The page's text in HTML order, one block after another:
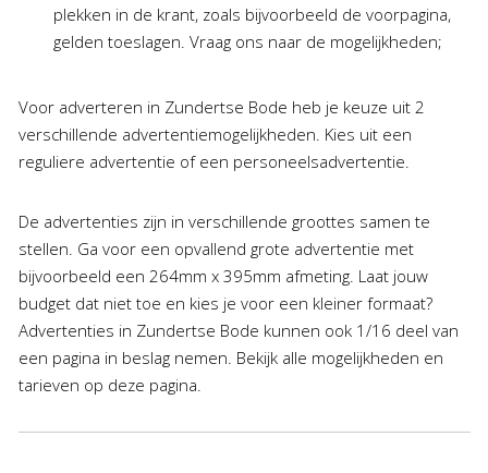
plekken in de krant, zoals bijvoorbeeld de voorpagina,
gelden toeslagen. Vraag ons naar de mogelijkheden;
Voor adverteren in Zundertse Bode heb je keuze uit 2
verschillende advertentiemogelijkheden. Kies uit een
reguliere advertentie of een personeelsadvertentie.
De advertenties zijn in verschillende groottes samen te
stellen. Ga voor een opvallend grote advertentie met
bijvoorbeeld een 264mm x 395mm afmeting. Laat jouw
budget dat niet toe en kies je voor een kleiner formaat?
Advertenties in Zundertse Bode kunnen ook 1/16 deel van
een pagina in beslag nemen. Bekijk alle mogelijkheden en
tarieven op deze pagina.